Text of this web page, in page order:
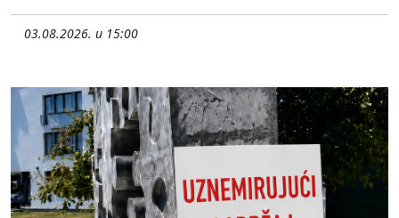
03.08.2026. u 15:00